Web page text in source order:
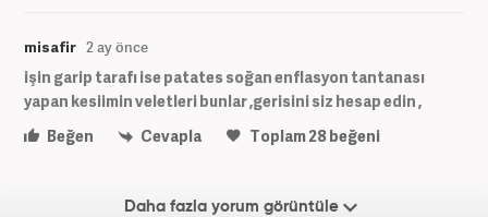
misafir 2 ay önce
işin garip tarafı ise patates soğan enflasyon tantanası
yapan kesiimin veletleri bunlar ,gerisini siz hesap edin ,
Beğen
Cevapla Toplam28beğeni
Daha fazla yorum görüntüle